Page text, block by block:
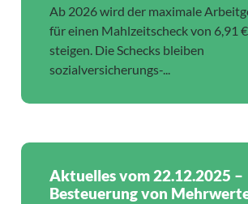
Ab 2026 wird der maximale
für einen Mahlzeitscheck von 6,91
steigen. Die Schecks bleiben
sozialversicherungs-...
Aktuelles vom 22.12.2025 –
Besteuerung von